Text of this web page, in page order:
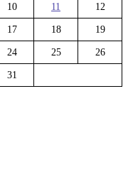
10 11 12
17 18 19
24 25 26
31